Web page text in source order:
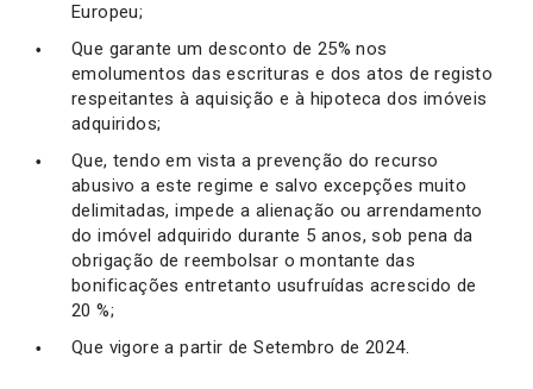
Europeu;
Que garante um desconto de 25% nos
emolumentos das escrituras e dos atos de registo
respeitantes à aquisição e à hipoteca dos imóveis
adquiridos;
Que, tendo em vista a prevenção do recurso
abusivo a este regime e salvo excepções muito
delimitadas, impede a alienação ou arrendamento
do imóvel adquirido durante 5 anos, sob pena da
obrigação de reembolsar o montante das
bonificações entretanto usufruídas acrescido de
20 %;
Que vigore a partir de Setembro de 2024.